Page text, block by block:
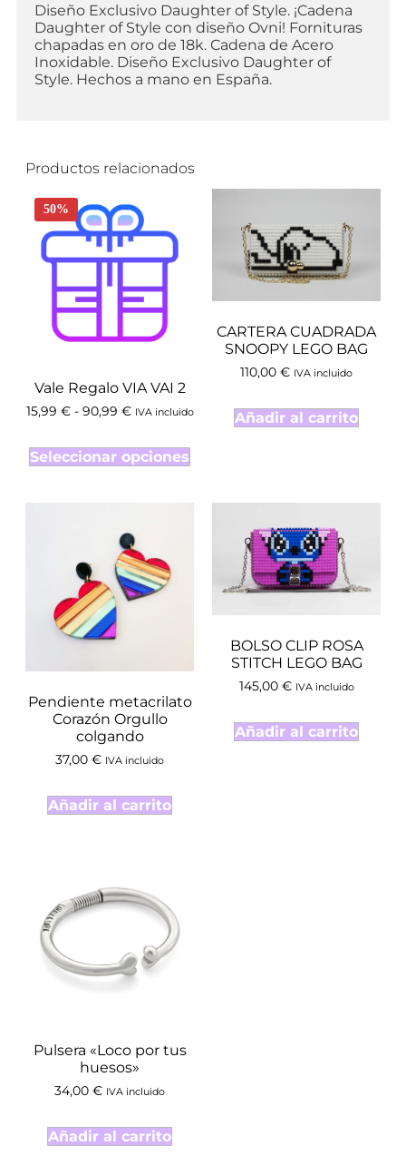
Diseño Exclusivo Daughter of Style. ¡Cadena
Daughter of Style con diseño Ovni! Fornituras
chapadas en oro de 18k. Cadena de Acero
Inoxidable. Diseño Exclusivo Daughter of
Style. Hechos a mano en España.
Productos relacionados
50%
Vale Regalo VIA VAI 2
15,99 € - 90,99 € IVA incluido
Seleccionar opciones
CARTERA CUADRADA
SNOOPY LEGO BAG
110,00 € IVA incluido
Añadir al carrito
Pendiente metacrilato
Corazón Orgullo
colgando
37,00 € IVA incluido
Añadir al carrito
BOLSO CLIP ROSA
STITCH LEGO BAG
145,00 € IVA incluido
Añadir al carrito
Pulsera «Loco por tus
huesos»
34,00 € IVA incluido
Añadir al carrito